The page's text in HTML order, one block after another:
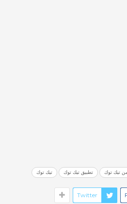
من تيك توك تطبيق تيك توك تيك توك
Twitter